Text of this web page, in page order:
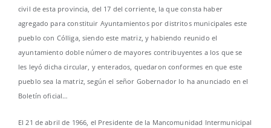
civil de esta provincia, del 17 del corriente, la que consta haber
agregado para constituir Ayuntamientos por distritos municipales este
pueblo con Cólliga, siendo este matriz, y habiendo reunido el
ayuntamiento doble número de mayores contribuyentes a los que se
les leyó dicha circular, y enterados, quedaron conformes en que este
pueblo sea la matriz, según el señor Gobernador lo ha anunciado en el
Boletín oficial…
El 21 de abril de 1966, el Presidente de la Mancomunidad Intermunicipal